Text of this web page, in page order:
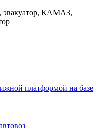
платформой на базе